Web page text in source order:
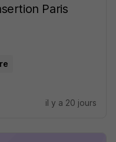
Paris
il y a 20 jours